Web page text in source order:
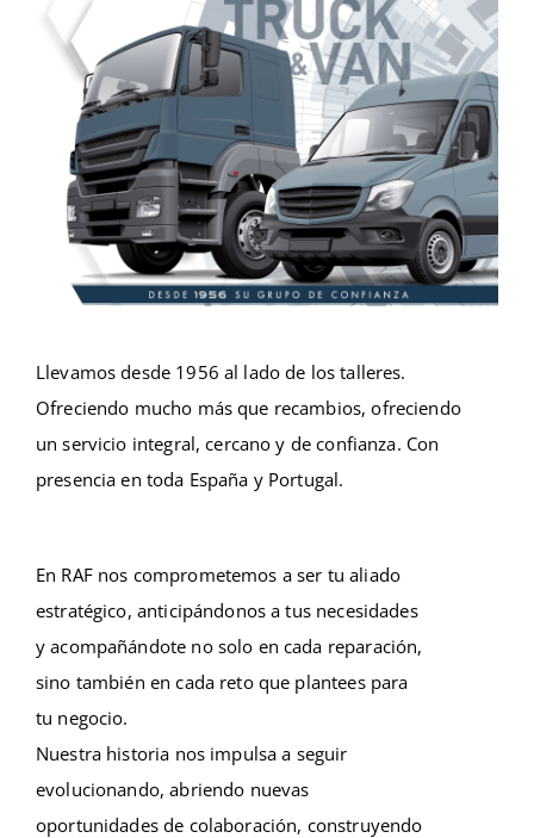
CONTACTO
Llevamos desde 1956 al lado de los talleres.
Ofreciendo mucho más que recambios, ofreciendo
un servicio integral, cercano y de confianza. Con
presencia en toda España y Portugal.
En RAF nos comprometemos a ser tu aliado
estratégico, anticipándonos a tus necesidades
y acompañándote no solo en cada reparación,
sino también en cada reto que plantees para
tu negocio.
Nuestra historia nos impulsa a seguir
evolucionando, abriendo nuevas
oportunidades de colaboración, construyendo